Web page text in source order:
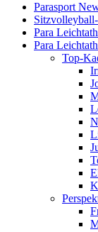
Parasport
Para
Para
Top-